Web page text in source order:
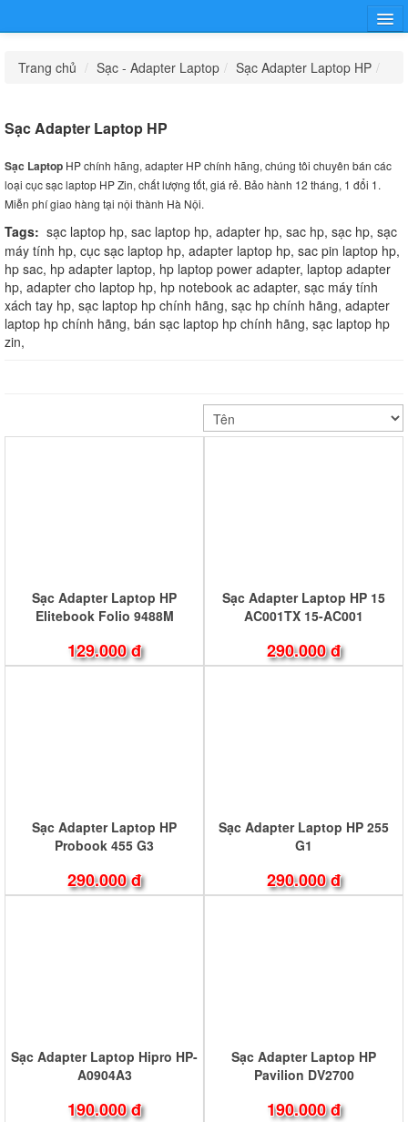
Hướng dẫn
Khuyến mại
Liên Hệ Mua Sỉ
Phụ Kiện -
Game Gear
Dịch Vụ
Tin Tức
Khuyến Mại
Trang chủ / Sạc - Adapter Laptop / Sạc Adapter Laptop HP /
Sạc Adapter Laptop HP
Sạc Laptop HP chính hãng, adapter HP chính hãng, chúng tôi chuyên bán các
loại cục sạc laptop HP Zin, chất lượng tốt, giá rẻ. Bảo hành 12 tháng, 1 đổi 1.
Miễn phí giao hàng tại nội thành Hà Nội.
Tags: sạc laptop hp, sac laptop hp, adapter hp, sac hp, sạc hp, sạc
máy tính hp, cục sạc laptop hp, adapter laptop hp, sac pin laptop hp,
hp sac, hp adapter laptop, hp laptop power adapter, laptop adapter
hp, adapter cho laptop hp, hp notebook ac adapter, sạc máy tính
xách tay hp, sạc laptop hp chính hãng, sạc hp chính hãng, adapter
laptop hp chính hãng, bán sạc laptop hp chính hãng, sạc laptop hp
zin,
Sạc Adapter Laptop HP
Elitebook Folio 9488M
129.000 đ
Sạc Adapter Laptop HP 15
AC001TX 15-AC001
290.000 đ
Sạc Adapter Laptop HP
Probook 455 G3
290.000 đ
Sạc Adapter Laptop HP 255
G1
290.000 đ
Sạc Adapter Laptop Hipro HP-
A0904A3
190.000 đ
Sạc Adapter Laptop HP
Pavilion DV2700
190.000 đ